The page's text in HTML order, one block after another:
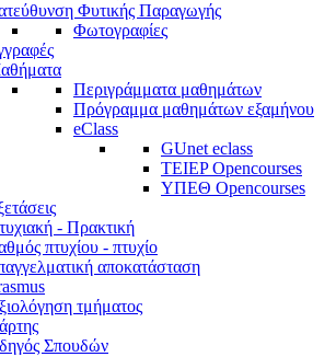
Φυτικής Παραγωγής
Φωτογραφίες
Περιγράμματα μαθημάτων
Πρόγραμμα μαθημάτων εξαμήνου
eClass
GUnet eclass
TEIEP Opencourses
ΥΠΕΘ Opencourses
- Πρακτική
πτυχίου - πτυχίο
αποκατάσταση
τμήματος
Σπουδών